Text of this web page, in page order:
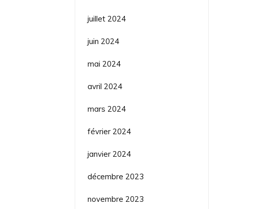
juillet 2024
juin 2024
mai 2024
avril 2024
mars 2024
février 2024
janvier 2024
décembre 2023
novembre 2023